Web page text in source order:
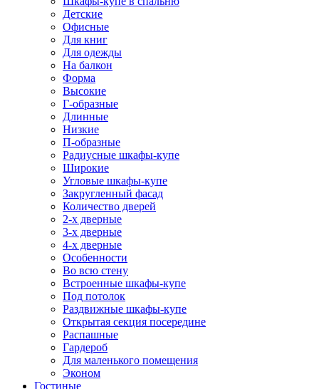
Детские
Офисные
Для книг
Для одежды
На балкон
Форма
Высокие
Г-образные
Длинные
Низкие
П-образные
Радиусные шкафы-купе
Широкие
Угловые шкафы-купе
Закругленный фасад
Количество дверей
2-х дверные
3-х дверные
4-х дверные
Особенности
Во всю стену
Встроенные шкафы-купе
Под потолок
Раздвижные шкафы-купе
Открытая секция посередине
Распашные
Гардероб
Для маленького помещения
Эконом
Гостиные